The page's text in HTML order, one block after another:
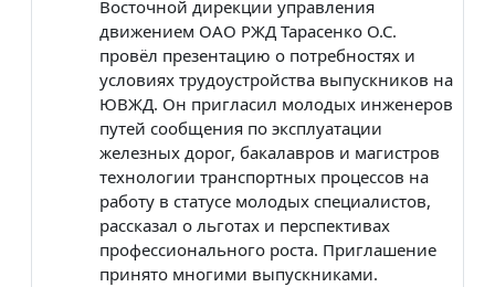
Восточной дирекции управления
движением ОАО РЖД Тарасенко О.С.
провёл презентацию о потребностях и
условиях трудоустройства выпускников на
ЮВЖД. Он пригласил молодых инженеров
путей сообщения по эксплуатации
железных дорог, бакалавров и магистров
технологии транспортных процессов на
работу в статусе молодых специалистов,
рассказал о льготах и перспективах
профессионального роста. Приглашение
принято многими выпускниками.